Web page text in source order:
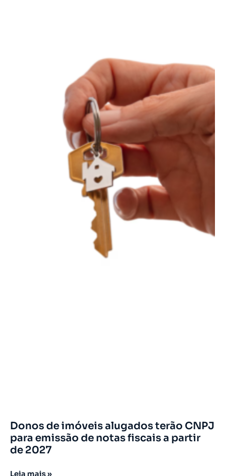
Donos de imóveis alugados terão CNPJ
para emissão de notas fiscais a partir
de 2027
Leia mais »